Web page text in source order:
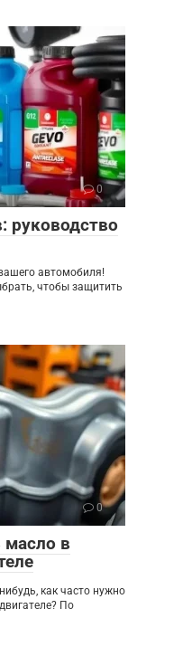
0
руководство
автомобиля!
чтобы защитить
0
масло в
как часто нужно
По